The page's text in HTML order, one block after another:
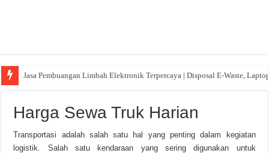
Jasa Pembuangan Limbah Elektronik Terpercaya | Disposal E-Waste,
Harga Sewa Truk Harian
Transportasi adalah salah satu hal yang penting dalam kegiatan
logistik. Salah satu kendaraan yang sering digunakan untuk